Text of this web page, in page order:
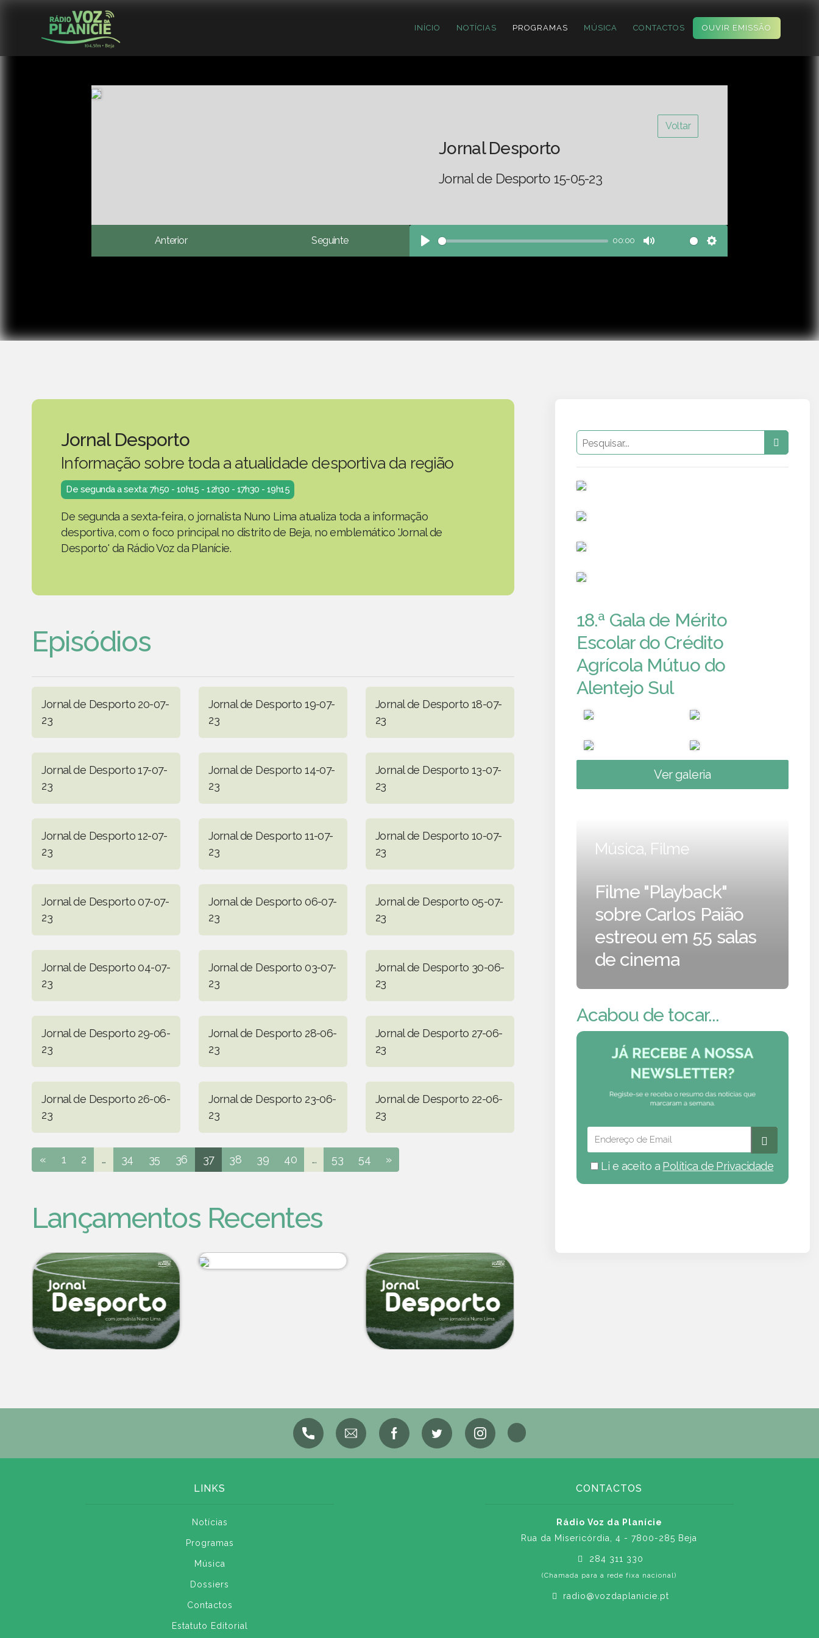
INÍCIO NOTÍCIAS PROGRAMAS MÚSICA CONTACTOS OUVIR EMISSÃO
Voltar
Jornal Desporto
Jornal de Desporto 15-05-23
Anterior Seguinte
Play
00:00
Mute Settings
Jornal Desporto
Informação sobre toda a atualidade desportiva da região
De segunda a sexta: 7h50 - 10h15 - 12h30 - 17h30 - 19h15
De segunda a sexta-feira, o jornalista Nuno Lima atualiza toda a informação
desportiva, com o foco principal no distrito de Beja, no emblemático 'Jornal de
Desporto' da Rádio Voz da Planície.
Episódios
Jornal de Desporto 20-07-
23
Jornal de Desporto 19-07-
23
Jornal de Desporto 18-07-
23
Jornal de Desporto 17-07-
23
Jornal de Desporto 14-07-
23
Jornal de Desporto 13-07-
23
Jornal de Desporto 12-07-
23
Jornal de Desporto 11-07-
23
Jornal de Desporto 10-07-
23
Jornal de Desporto 07-07-
23
Jornal de Desporto 06-07-
23
Jornal de Desporto 05-07-
23
Jornal de Desporto 04-07-
23
Jornal de Desporto 03-07-
23
Jornal de Desporto 30-06-
23
Jornal de Desporto 29-06-
23
Jornal de Desporto 28-06-
23
Jornal de Desporto 27-06-
23
Jornal de Desporto 26-06-
23
Jornal de Desporto 23-06-
23
Jornal de Desporto 22-06-
23
« 1 2 ... 34 35 36 37 38 39 40 ... 53 54 »
Lançamentos Recentes
18.ª Gala de Mérito
Escolar do Crédito
Agrícola Mútuo do
Alentejo Sul
Ver galeria
Música, Filme
Filme "Playback"
sobre Carlos Paião
estreou em 55 salas
de cinema
Acabou de tocar...
Li e aceito a Política de Privacidade
LINKS
Notícias
Programas
Música
Dossiers
Contactos
Estatuto Editorial
CONTACTOS
Rádio Voz da Planície
Rua da Misericórdia, 4 - 7800-285 Beja
284 311 330
(Chamada para a rede fixa nacional)
radio@vozdaplanicie.pt